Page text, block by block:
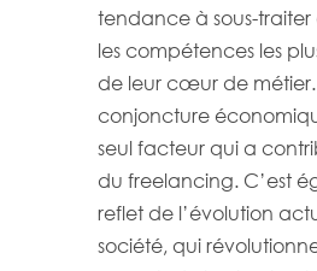
tendance à sous-
les compétences les
de leur cœur de métier.
conjoncture
seul facteur qui a
du freelancing. C’est
reflet de l’évolution
société, qui